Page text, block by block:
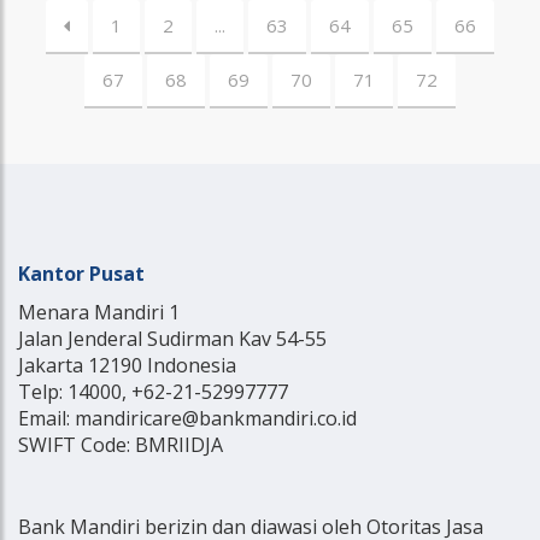
1 2 ... 63 64 65 66
67 68 69 70 71 72
Kantor Pusat
Menara Mandiri 1
Jalan Jenderal Sudirman Kav 54-55
Jakarta 12190 Indonesia
Telp: 14000, +62-21-52997777
Email: mandiricare@bankmandiri.co.id
SWIFT Code: BMRIIDJA
Bank Mandiri berizin dan diawasi oleh Otoritas Jasa